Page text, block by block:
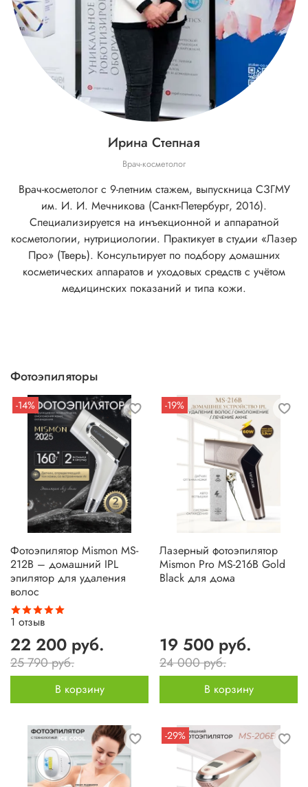
Ирина Степная
Врач-косметолог
Врач-косметолог с 9-летним стажем, выпускница СЗГМУ
им. И. И. Мечникова (Санкт-Петербург, 2016).
Специализируется на инъекционной и аппаратной
косметологии, нутрициологии. Практикует в студии «Лазер
Про» (Тверь). Консультирует по подбору домашних
косметических аппаратов и уходовых средств с учётом
медицинских показаний и типа кожи.
Фотоэпиляторы
-14%
Фотоэпилятор Mismon MS-
212B – домашний IPL
эпилятор для удаления
волос
1 отзыв
22 200 руб.
25 790 руб.
В корзину
-19%
Лазерный фотоэпилятор
Mismon Pro MS-216B Gold
Black для дома
19 500 руб.
24 000 руб.
В корзину
-29%